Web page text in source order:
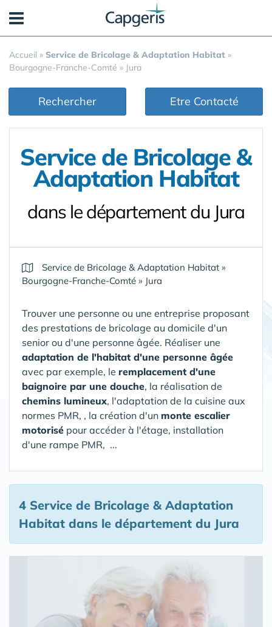
Accueil » Service de Bricolage & Adaptation Habitat »
Bourgogne-Franche-Comté » Jura
Rechercher Etre Contacté
Service de Bricolage &
Adaptation Habitat
dans le département du Jura
Service de Bricolage & Adaptation Habitat »
Bourgogne-Franche-Comté » Jura
Trouver une personne ou une entreprise proposant
des prestations de bricolage au domicile d'un
senior ou d'une personne âgée. Réaliser une
adaptation de l'habitat d'une personne âgée
avec par exemple, le remplacement d'une
baignoire par une douche, la réalisation de
chemins lumineux, l'adaptation de la cuisine aux
normes PMR, , la création d'un monte escalier
motorisé pour accéder à l'étage, installation
d'une rampe PMR, ...
4 Service de Bricolage & Adaptation
Habitat dans le département du Jura